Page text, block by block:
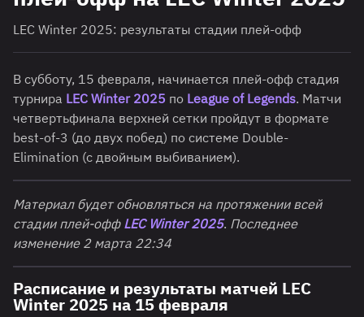
LEC Winter 2025: результаты стадии плей-офф
В субботу, 15 февраля, начинается плей-офф стадия
турнира LEC Winter 2025 по League of Legends. Матчи
четвертьфинала верхней сетки пройдут в формате
best-of-3 (до двух побед) по системе Double-
Elimination (с двойным выбиванием).
Материал будет обновляться на протяжении всей
стадии плей-офф LEC Winter 2025. Последнее
изменение 2 марта 22:34
Расписание и результаты матчей LEC
Winter 2025 на 15 февраля